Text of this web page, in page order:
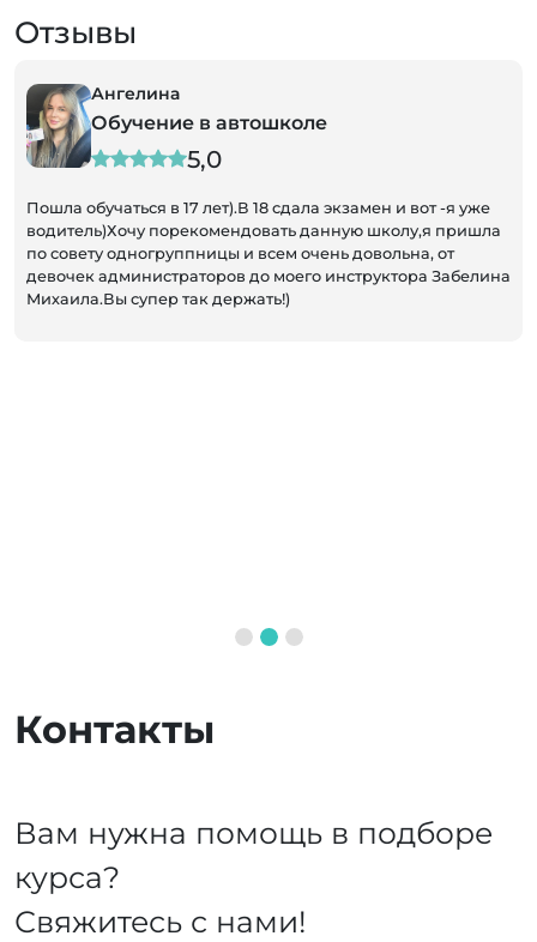
Отзывы
в автошколе
5,0
в 17 лет).В 18 сдала экзамен и вот -я уже
порекомендовать данную школу,я пришла
одногруппницы и всем очень довольна, от
до моего инструктора Забелина
супер так держать!)
Хочу
Выездной
подписал
быстро.
Контакты
Вам нужна помощь в подборе
курса?
Свяжитесь с нами!